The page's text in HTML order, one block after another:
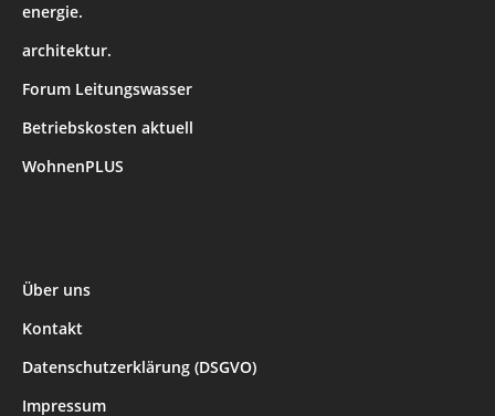
energie.
architektur.
Forum Leitungswasser
Betriebskosten aktuell
WohnenPLUS
Über uns
Kontakt
Datenschutzerklärung (DSGVO)
Impressum